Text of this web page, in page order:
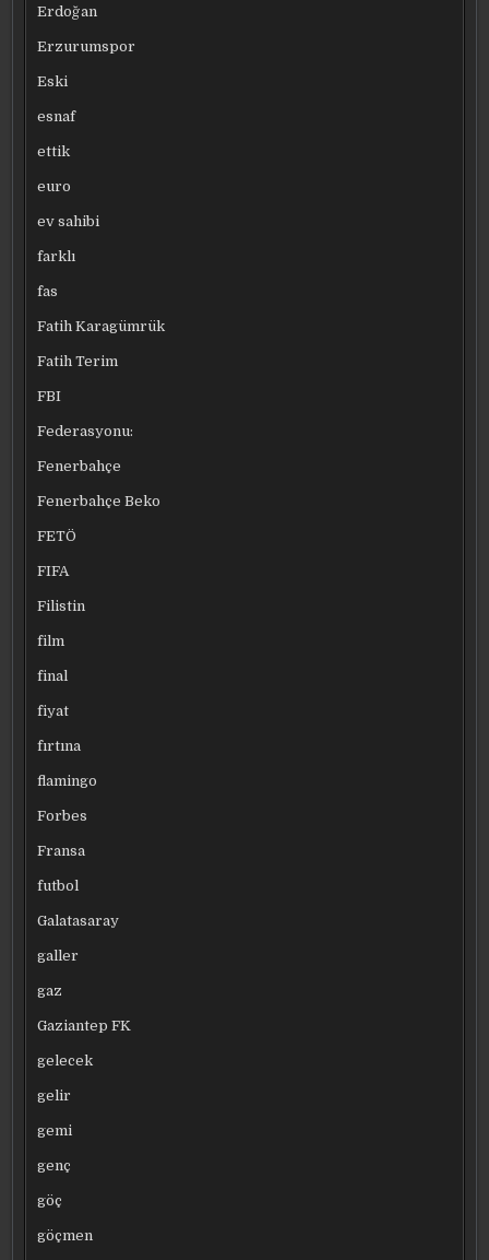
Erdoğan
Erzurumspor
Eski
esnaf
ettik
euro
ev sahibi
farklı
fas
Fatih Karagümrük
Fatih Terim
FBI
Federasyonu:
Fenerbahçe
Fenerbahçe Beko
FETÖ
FIFA
Filistin
film
final
fiyat
fırtına
flamingo
Forbes
Fransa
futbol
Galatasaray
galler
gaz
Gaziantep FK
gelecek
gelir
gemi
genç
göç
göçmen